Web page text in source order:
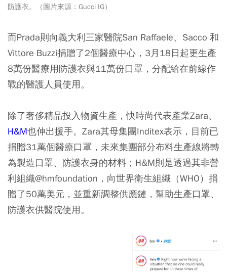
防護衣。（圖片來源：Gucci IG）
而Prada則向義大利三家醫院San Raffaele、Sacco 和
Vittore Buzzi捐贈了2個醫療中心，3月18日起更生產
8萬份醫療用防護衣與11萬份口罩，分配給在前線作
戰的醫護人員使用。
除了奢侈精品投入物資生產，快時尚代表產業Zara、
H&M也伸出援手。Zara其母集團Inditex表示，目前已
捐贈31萬個醫療口罩，未來集團部分布料生產線將轉
為製造口罩、防護衣身的材料；H&M則是透過其非營
利組織@hmfoundation，向世界衛生組織（WHO）捐
贈了50萬美元，並重新調整供應鏈，幫助生產口罩、
防護衣供醫院使用。